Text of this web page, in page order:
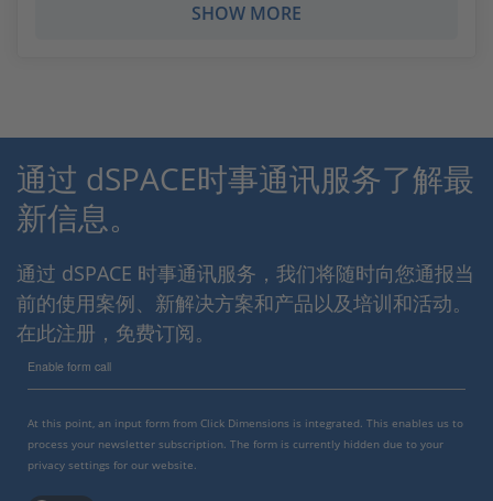
SHOW MORE
通过 dSPACE时事通讯服务了解最
新信息。
通过 dSPACE 时事通讯服务，我们将随时向您通报当
前的使用案例、新解决方案和产品以及培训和活动。
在此注册，免费订阅。
Enable form call
At this point, an input form from Click Dimensions is integrated. This enables us to
process your newsletter subscription. The form is currently hidden due to your
privacy settings for our website.